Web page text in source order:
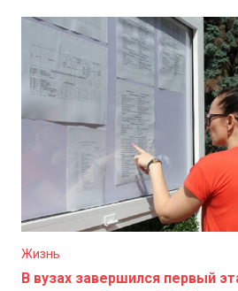
профтехучилища, смогут подать
так и лично, но
Жизнь
В вузах завершился первый